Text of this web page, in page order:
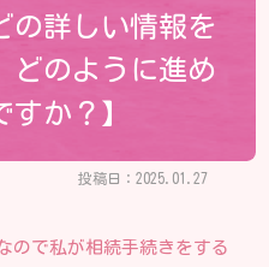
の詳しい情報を
どのように進め
すか？】
投稿日：2025.01.27
ので私が相続手続きをする